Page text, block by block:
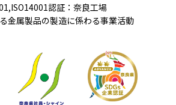
認証：奈良工場
金属製品の製造に係わる事業活動